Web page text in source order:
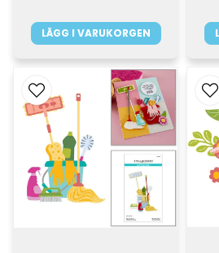
LÄGG I VARUKORGEN